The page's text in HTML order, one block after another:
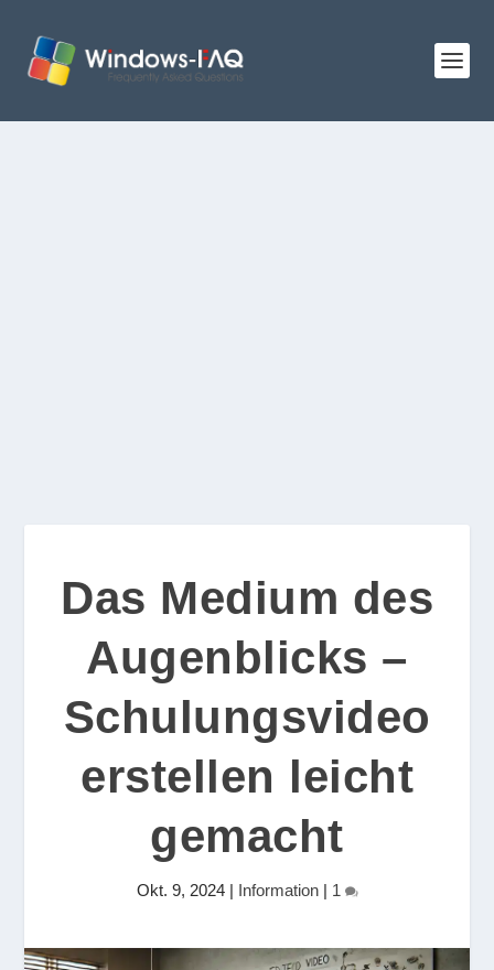
Das Medium des
Augenblicks –
Schulungsvideo
erstellen leicht
gemacht
Okt. 9, 2024| Information| 1